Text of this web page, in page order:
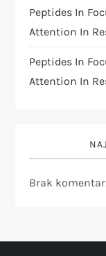
Peptides In
Attention In
Peptides In
Attention In
Brak